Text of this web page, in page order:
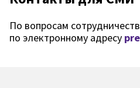
По вопросам
по электронному адресу